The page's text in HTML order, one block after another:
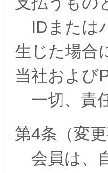
IDまたは
生じた場合
当社および
一切、責
第4条（変
会員は、